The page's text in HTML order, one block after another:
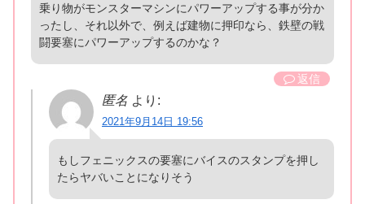
乗り物がモンスターマシンにパワーアップする事が分か
ったし、それ以外で、例えば建物に押印なら、鉄壁の戦
闘要塞にパワーアップするのかな？
返信
匿名 より:
2021年9月14日 19:56
もしフェニックスの要塞にバイスのスタンプを押し
たらヤバいことになりそう